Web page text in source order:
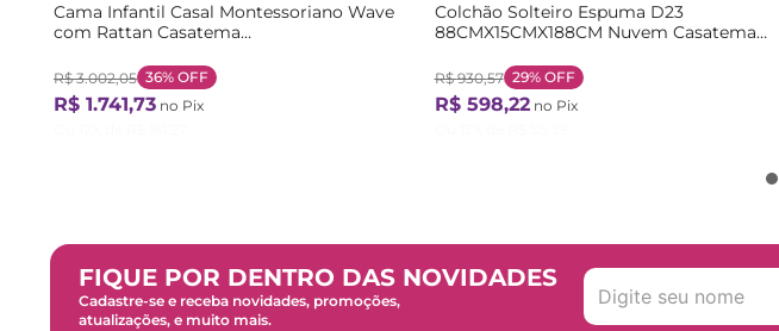
Cama Infantil Casal Montessoriano Wave
com Rattan Casatema
R$ 3.002,05 36% OFF
R$ 1.741,73 no Pix
Colchão Solteiro Espuma D23
88CMX15CMX188CM Nuvem Casatema
R$ 930,57 29%OFF
R$ 598,22no Pix
FIQUE POR DENTRO DAS NOVIDADES
Cadastre-se e receba novidades, promoções,
atualizações, e muito mais.